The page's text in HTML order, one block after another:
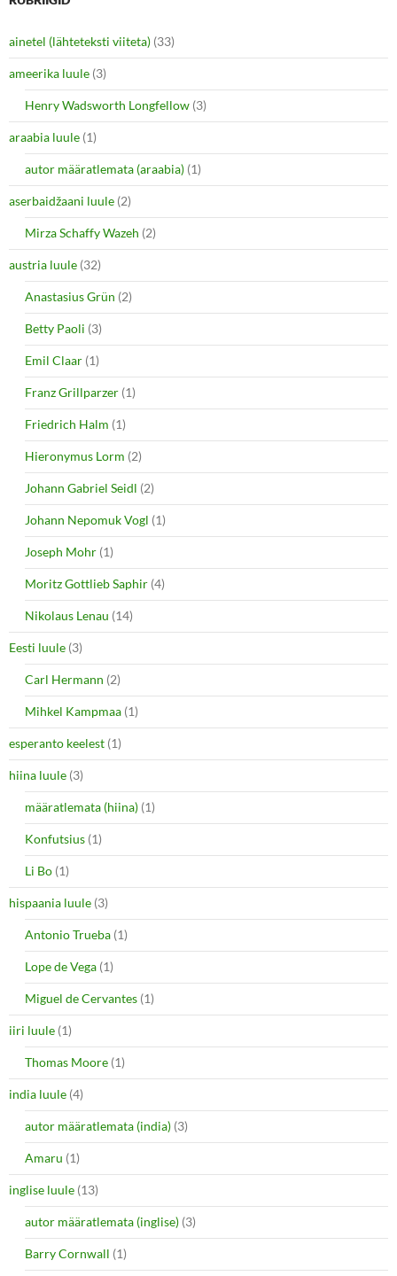
t
t
e
r
(
O
p
e
n
n
n
w
w
i
n
d
o
)
e
b
o
o
k
(
O
p
e
n
i
n
n
e
w
w
i
n
d
w
)
ainetel (lähteteksti viiteta) (33)
ameerika luule (3)
Henry Wadsworth Longfellow (3)
araabia luule (1)
autor määratlemata (araabia) (1)
aserbaidžaani luule (2)
Mirza Schaffy Wazeh (2)
austria luule (32)
Anastasius Grün (2)
Betty Paoli (3)
Emil Claar (1)
Franz Grillparzer (1)
Friedrich Halm (1)
Hieronymus Lorm (2)
Johann Gabriel Seidl (2)
Johann Nepomuk Vogl (1)
Joseph Mohr (1)
Moritz Gottlieb Saphir (4)
Nikolaus Lenau (14)
Eesti luule (3)
Carl Hermann (2)
Mihkel Kampmaa (1)
esperanto keelest (1)
hiina luule (3)
määratlemata (hiina) (1)
Konfutsius (1)
Li Bo (1)
hispaania luule (3)
Antonio Trueba (1)
Lope de Vega (1)
Miguel de Cervantes (1)
iiri luule (1)
Thomas Moore (1)
india luule (4)
autor määratlemata (india) (3)
Amaru (1)
inglise luule (13)
autor määratlemata (inglise) (3)
Barry Cornwall (1)